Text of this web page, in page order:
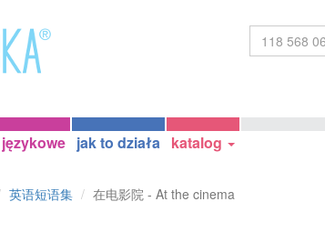
jak to działa katalog
英语短语集 在电影院 - At the cinema